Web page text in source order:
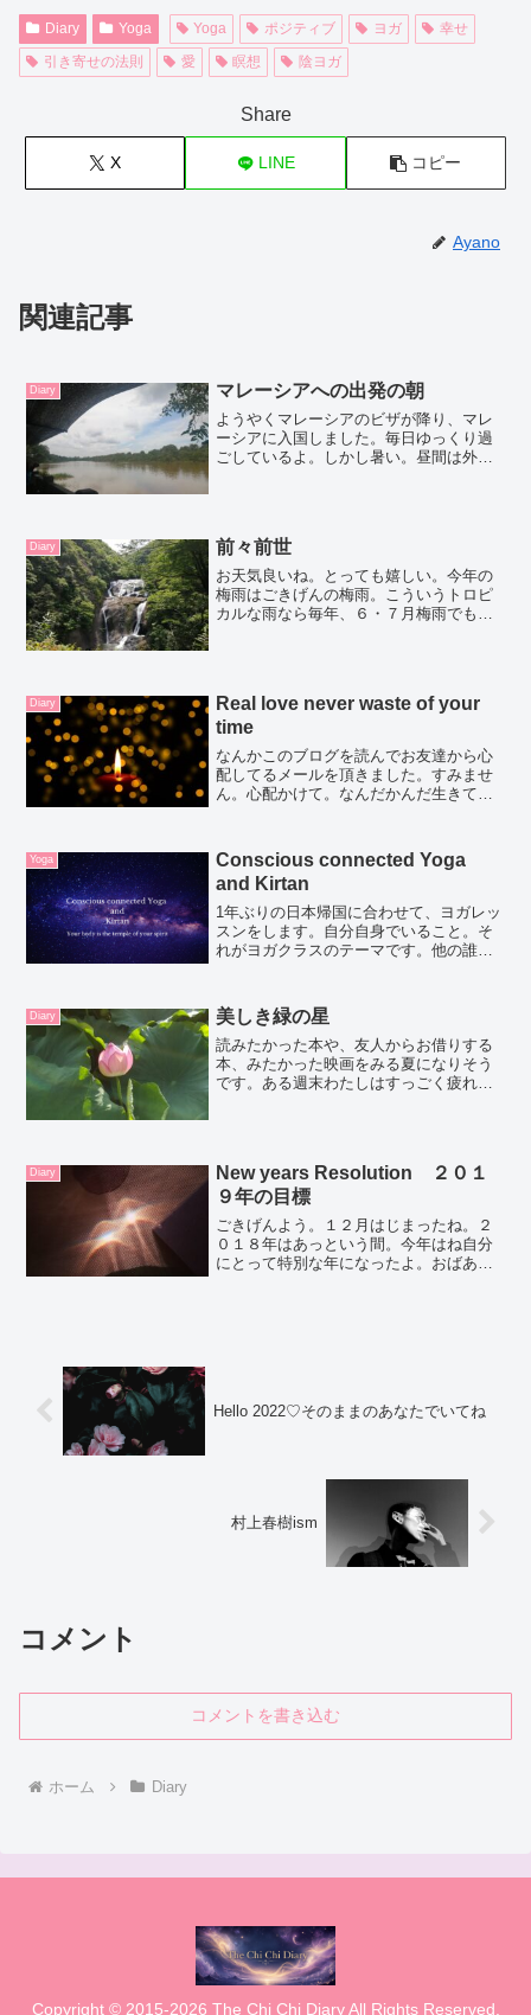
Diary Yoga Yoga ポジティブ ヨガ
幸せ
引き寄せの法則
愛 瞑想 陰ヨガ
Share
X LINE コピー
Ayano
関連記事
Diary マレーシアへの出発の朝
ようやくマレーシアのビザが降り、マレ
ーシアに入国しました。毎日ゆっくり過
ごしているよ。しかし暑い。昼間は外に
Diary 前々前世
お天気良いね。とっても嬉しい。今年の
梅雨はごきげんの梅雨。こういうトロピ
カルな雨なら毎年、６・７月梅雨でもい
Diary
Real love never waste of your
time
なんかこのブログを読んでお友達から心
配してるメールを頂きました。すみませ
ん。心配かけて。なんだかんだ生きてま
食べる。 美味しいDim Sum を食べて青
島ビール飲んだり...
Yoga
Conscious connected Yoga
and Kirtan
1年ぶりの日本帰国に合わせて、ヨガレッ
スンをします。自分自身でいること。そ
れがヨガクラスのテーマです。他の誰で
ている、Kirtanを行います。Sanskrit語の
マント...
Diary 美しき緑の星
読みたかった本や、友人からお借りする
本、みたかった映画をみる夏になりそう
です。ある週末わたしはすっごく疲れて
Diary
New years Resolution ２０１
９年の目標
ごきげんよう。１２月はじまったね。２
０１８年はあっという間。今年はね自分
にとって特別な年になったよ。おばあち
Hello 2022♡そのままのあなたでいてね
村上春樹ism
コメント
コメントを書き込む
ホーム Diary
Copyright © 2015-2026 The Chi Chi Diary All Rights Reserved.